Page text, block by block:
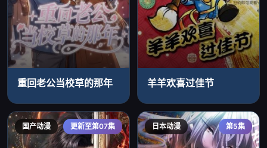
重回老公当校草的那年 羊羊欢喜过佳节
国产动漫 更新至第07集 日本动漫 第5集